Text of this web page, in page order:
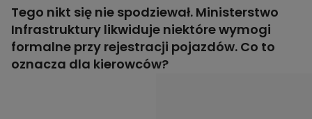
Tego nikt się nie spodziewał. Ministerstwo
Infrastruktury likwiduje niektóre wymogi
formalne przy rejestracji pojazdów. Co to
oznacza dla kierowców?